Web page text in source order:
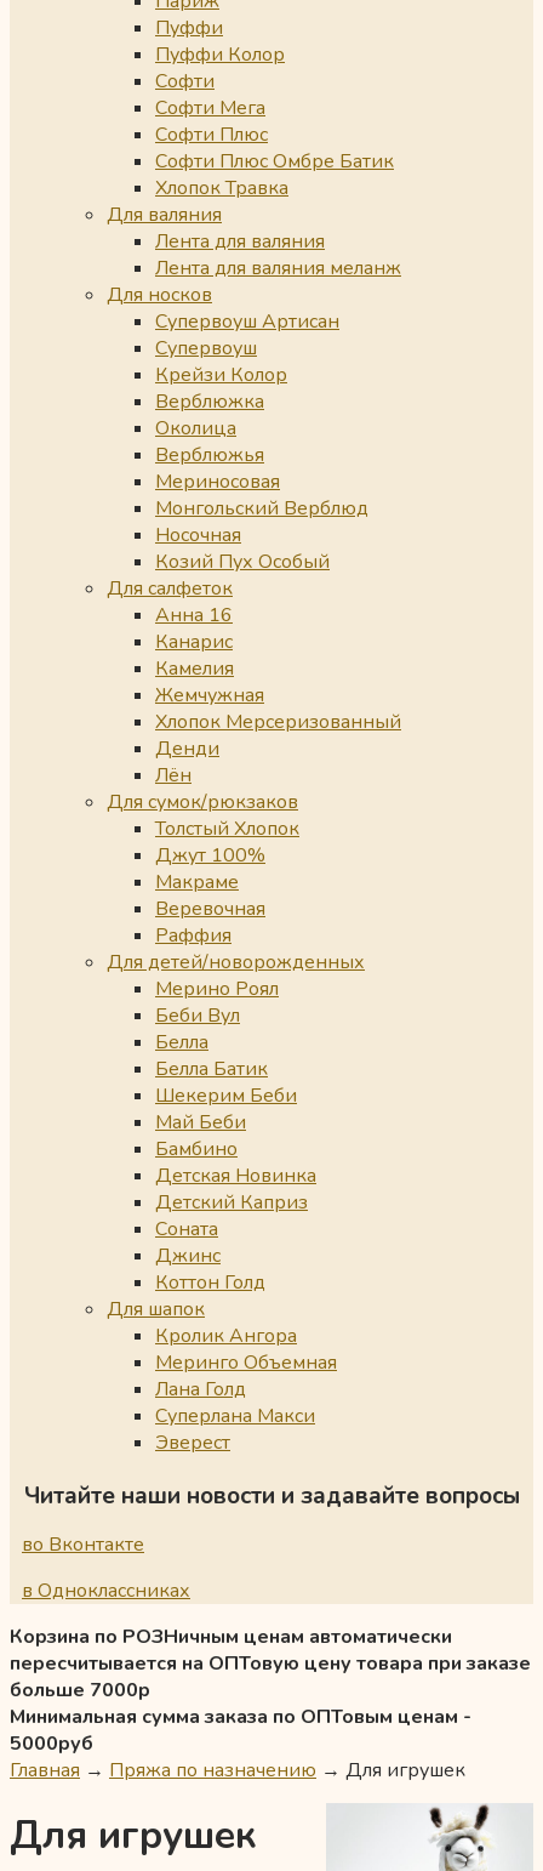
Пуффи
Пуффи Колор
Софти
Софти Мега
Софти Плюс
Софти Плюс Омбре Батик
Хлопок Травка
Для валяния
Лента для валяния
Лента для валяния меланж
Для носков
Супервоуш Артисан
Супервоуш
Крейзи Колор
Верблюжка
Околица
Верблюжья
Мериносовая
Монгольский Верблюд
Носочная
Козий Пух Особый
Для салфеток
Анна 16
Канарис
Камелия
Жемчужная
Хлопок Мерсеризованный
Денди
Лён
Для сумок/рюкзаков
Толстый Хлопок
Джут 100%
Макраме
Веревочная
Раффия
Для детей/новорожденных
Мерино Роял
Беби Вул
Белла
Белла Батик
Шекерим Беби
Май Беби
Бамбино
Детская Новинка
Детский Каприз
Соната
Джинс
Коттон Голд
Для шапок
Кролик Ангора
Меринго Объемная
Лана Голд
Суперлана Макси
Эверест
Читайте наши новости и задавайте вопросы
во Вконтакте
в Одноклассниках
Корзина по РОЗНичным ценам автоматически
пересчитывается на ОПТовую цену товара при заказе
больше 7000р
Минимальная сумма заказа по ОПТовым ценам -
5000руб
Главная → Пряжа по назначению → Для игрушек
Для игрушек